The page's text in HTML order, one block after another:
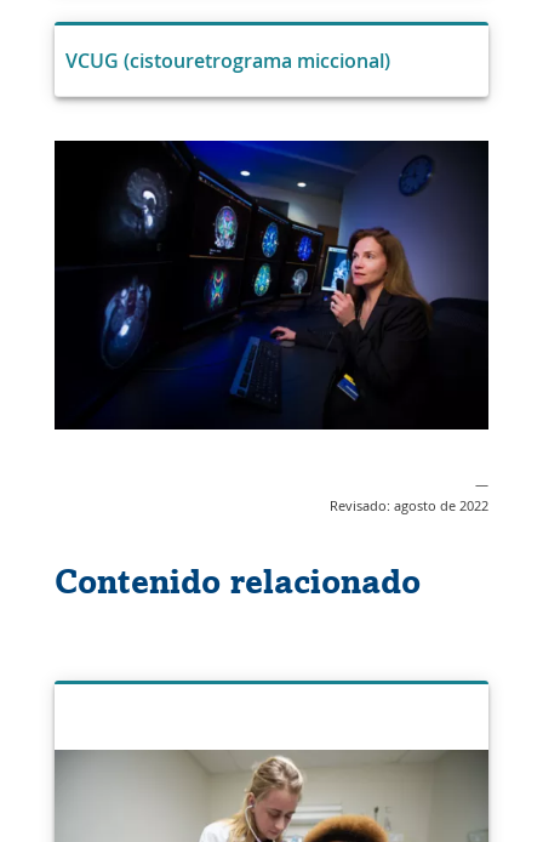
VCUG (cistouretrograma miccional)
—
Revisado: agosto de 2022
Contenido relacionado